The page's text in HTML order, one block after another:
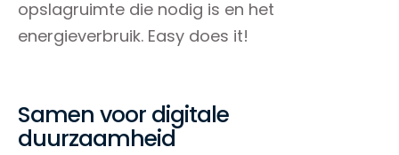
opslagruimte die nodig is en het
energieverbruik. Easy does it!
Samen voor digitale
duurzaamheid